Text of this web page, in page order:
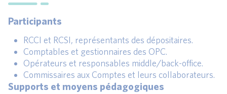
Participants
RCCI et RCSI, représentants des dépositaires.
Comptables et gestionnaires des OPC.
Opérateurs et responsables middle/back-office.
Commissaires aux Comptes et leurs collaborateurs.
Supports et moyens pédagogiques